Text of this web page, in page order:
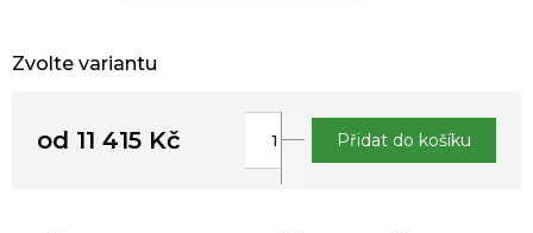
Zvolte variantu
od 11 415 Kč Přidat do košíku